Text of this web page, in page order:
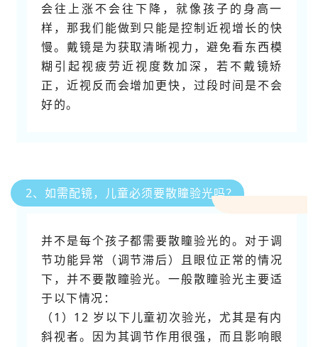
会往上涨不会往下降，就像孩子的身高一
样，那我们能做到只能是控制近视增长的快
慢。戴镜是为获取清晰视力，避免看东西模
糊引起视疲劳近视度数加深，若不戴镜矫
正，近视反而会增加更快，过段时间是不会
好的。
2、如需配镜，儿童必须要散瞳验光吗？
并不是每个孩子都需要散瞳验光的。对于调
节功能异常（调节滞后）且眼位正常的情况
下，并不要散瞳验光。一般散瞳验光主要适
于以下情况：
（1）12 岁以下儿童初次验光，尤其是有内
斜视者。因为其调节作用很强，而且影响眼